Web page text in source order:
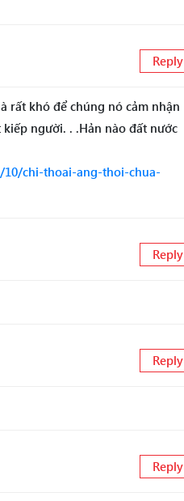
Reply
rất khó để chúng nó cảm nhận
người. . .Hản nào đất nước
10/chi-thoai-ang-thoi-chua-
Reply
Reply
Reply